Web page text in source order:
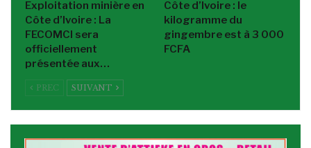
Exploitation minière en
Côte d’Ivoire : La
FECOMCI sera
officiellement
présentée aux…
Côte d’Ivoire : le
kilogramme du
gingembre est à 3 000
FCFA
PREC SUIVANT